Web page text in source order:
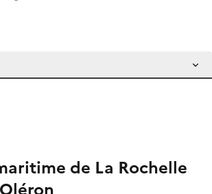
de La Rochelle